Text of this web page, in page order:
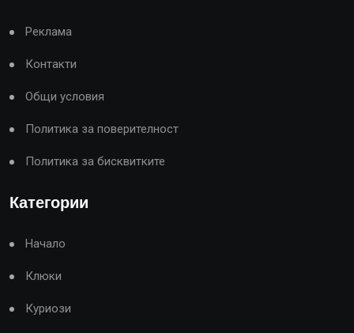
Реклама
Контакти
Общи условия
Политика за поверителност
Политика за бисквитките
Категории
Начало
Клюки
Куриози